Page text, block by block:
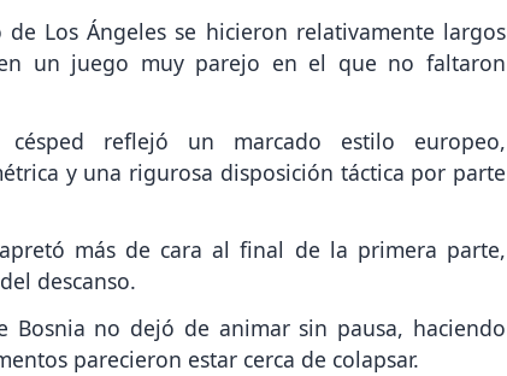
Los Ángeles se hicieron relativamente largos
un juego muy parejo en el que no faltaron
reflejó un marcado estilo europeo,
y una rigurosa disposición táctica por parte
más de cara al final de la primera parte,
descanso.
Bosnia no dejó de animar sin pausa, haciendo
parecieron estar cerca de colapsar.